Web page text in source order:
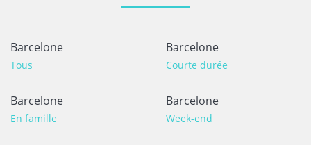
Barcelone
Tous
Barcelone
Courte durée
Barcelone
En famille
Barcelone
Week-end